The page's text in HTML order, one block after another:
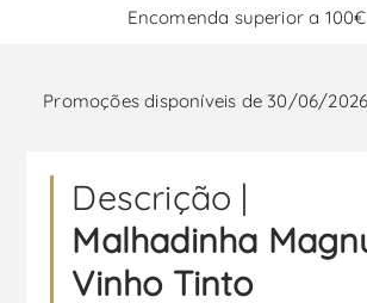
Encomenda superior a
Promoções disponíveis de 30/06/
Descrição |
Malhadinha
Vinho Tinto